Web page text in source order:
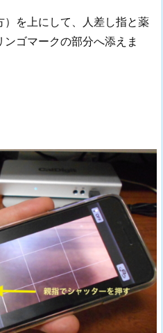
を上にして、人差し指と薬
ゴマークの部分へ添えま